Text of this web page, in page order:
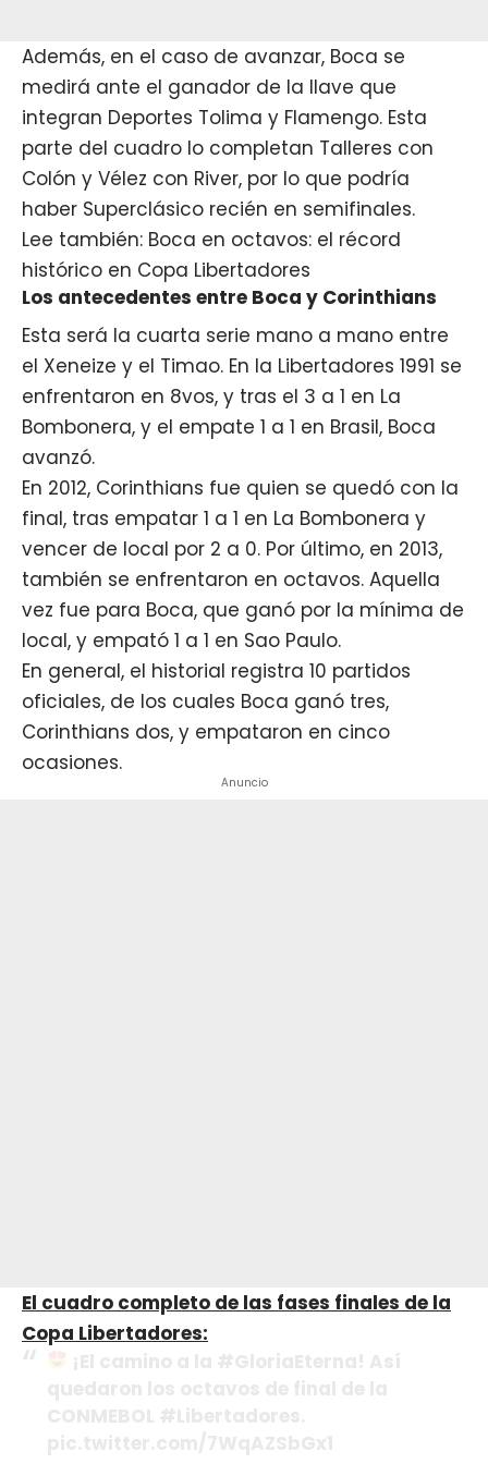
Además, en el caso de avanzar, Boca se
medirá ante el ganador de la llave que
integran Deportes Tolima y Flamengo. Esta
parte del cuadro lo completan Talleres con
Colón y Vélez con River, por lo que podría
haber Superclásico recién en semifinales.
Lee también: Boca en octavos: el récord
histórico en Copa Libertadores
Los antecedentes entre Boca y Corinthians
Esta será la cuarta serie mano a mano entre
el Xeneize y el Timao. En la Libertadores 1991 se
enfrentaron en 8vos, y tras el 3 a 1 en La
Bombonera, y el empate 1 a 1 en Brasil, Boca
avanzó.
En 2012, Corinthians fue quien se quedó con la
final, tras empatar 1 a 1 en La Bombonera y
vencer de local por 2 a 0. Por último, en 2013,
también se enfrentaron en octavos. Aquella
vez fue para Boca, que ganó por la mínima de
local, y empató 1 a 1 en Sao Paulo.
En general, el historial registra 10 partidos
oficiales, de los cuales Boca ganó tres,
Corinthians dos, y empataron en cinco
ocasiones.
Anuncio
El cuadro completo de las fases finales de la
Copa Libertadores: